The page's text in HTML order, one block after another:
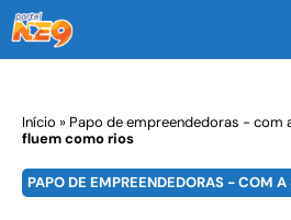
Início » Papo de empreendedoras - com
fluem como rios
PAPO DE EMPREENDEDORAS - COM A